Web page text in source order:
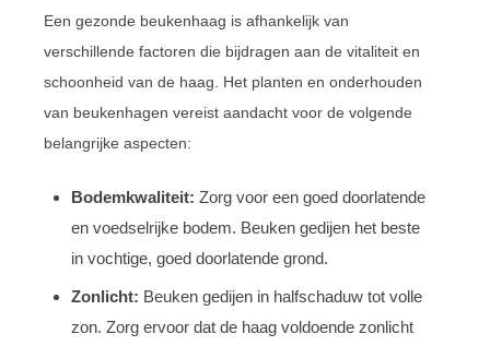
Een gezonde beukenhaag is afhankelijk van
verschillende factoren die bijdragen aan de vitaliteit en
schoonheid van de haag. Het planten en onderhouden
van beukenhagen vereist aandacht voor de volgende
belangrijke aspecten:
Bodemkwaliteit: Zorg voor een goed doorlatende
en voedselrijke bodem. Beuken gedijen het beste
in vochtige, goed doorlatende grond.
Zonlicht: Beuken gedijen in halfschaduw tot volle
zon. Zorg ervoor dat de haag voldoende zonlicht